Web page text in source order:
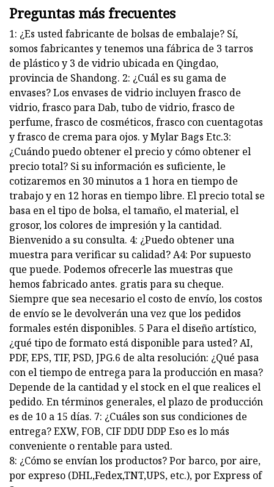
Preguntas más frecuentes
1: ¿Es usted fabricante de bolsas de embalaje? Sí,
somos fabricantes y tenemos una fábrica de 3 tarros
de plástico y 3 de vidrio ubicada en Qingdao,
provincia de Shandong. 2: ¿Cuál es su gama de
envases? Los envases de vidrio incluyen frasco de
vidrio, frasco para Dab, tubo de vidrio, frasco de
perfume, frasco de cosméticos, frasco con cuentagotas
y frasco de crema para ojos. y Mylar Bags Etc.3:
¿Cuándo puedo obtener el precio y cómo obtener el
precio total? Si su información es suficiente, le
cotizaremos en 30 minutos a 1 hora en tiempo de
trabajo y en 12 horas en tiempo libre. El precio total se
basa en el tipo de bolsa, el tamaño, el material, el
grosor, los colores de impresión y la cantidad.
Bienvenido a su consulta. 4: ¿Puedo obtener una
muestra para verificar su calidad? A4: Por supuesto
que puede. Podemos ofrecerle las muestras que
hemos fabricado antes. gratis para su cheque.
Siempre que sea necesario el costo de envío, los costos
de envío se le devolverán una vez que los pedidos
formales estén disponibles. 5 Para el diseño artístico,
¿qué tipo de formato está disponible para usted? AI,
PDF, EPS, TIF, PSD, JPG.6 de alta resolución: ¿Qué pasa
con el tiempo de entrega para la producción en masa?
Depende de la cantidad y el stock en el que realices el
pedido. En términos generales, el plazo de producción
es de 10 a 15 días. 7: ¿Cuáles son sus condiciones de
entrega? EXW, FOB, CIF DDU DDP Eso es lo más
conveniente o rentable para usted.
8: ¿Cómo se envían los productos? Por barco, por aire,
por expreso (DHL,Fedex,TNT,UPS, etc.), por Express of